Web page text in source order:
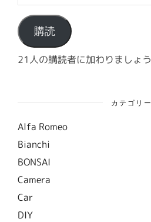
ル
ア
ド
レ
ス
購読
21人の購読者に加わりましょう
カテゴリー
Alfa Romeo
Bianchi
BONSAI
Camera
Car
DIY